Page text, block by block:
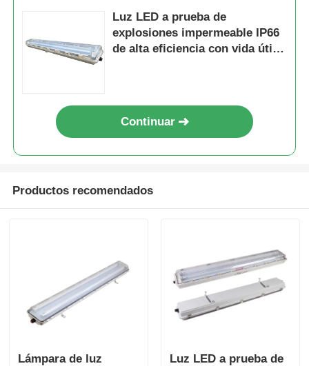
Luz LED a prueba de
explosiones impermeable IP66
de alta eficiencia con vida útil
Continuar
Productos recomendados
Lámpara de luz
Luz LED a prueba de